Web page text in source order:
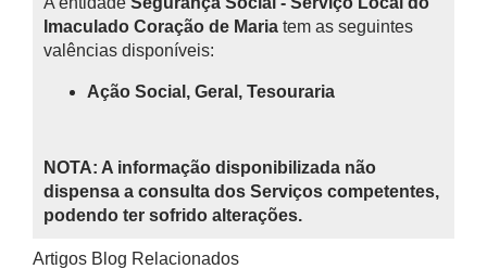
Imaculado Coração de Maria tem as seguintes
valências disponíveis:
Ação Social, Geral, Tesouraria
NOTA: A informação disponibilizada não
dispensa a consulta dos Serviços competentes,
podendo ter sofrido alterações.
Artigos Blog Relacionados